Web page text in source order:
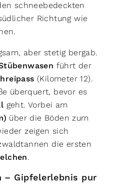
schneebedeckten
Richtung wie
aber stetig bergab.
führt der
(Kilometer 12).
überquert, bevor es
geht. Vorbei am
über die Böden zum
zeigen sich
die ersten
.
– Gipfelerlebnis pur